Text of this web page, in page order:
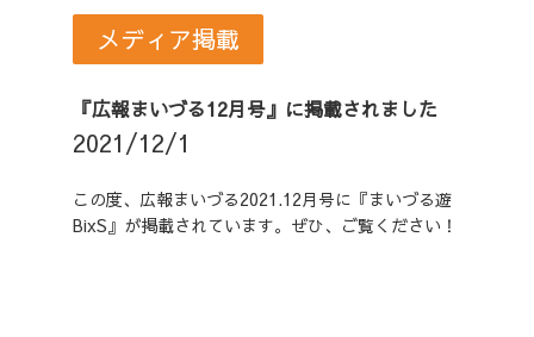
メディア掲載
『広報まいづる12月号』に掲載されました
2021/12/1
この度、広報まいづる2021.12月号に『まいづる遊
BixS』が掲載されています。ぜひ、ご覧ください！